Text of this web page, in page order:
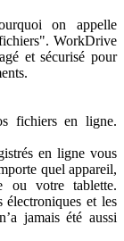
on appelle
WorkDrive
et sécurisé pour
fichiers en ligne.
en ligne vous
quel appareil,
ou votre tablette.
électroniques et les
jamais été aussi